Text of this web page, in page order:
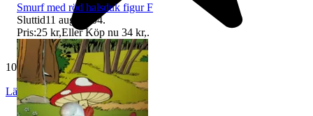
10 801 omdömen
Läs omdömen Följ
Smurf med röd halsduk figur F
Sluttid11 aug 20:04.
Pris:25 kr,Eller Köp nu 34 kr,.